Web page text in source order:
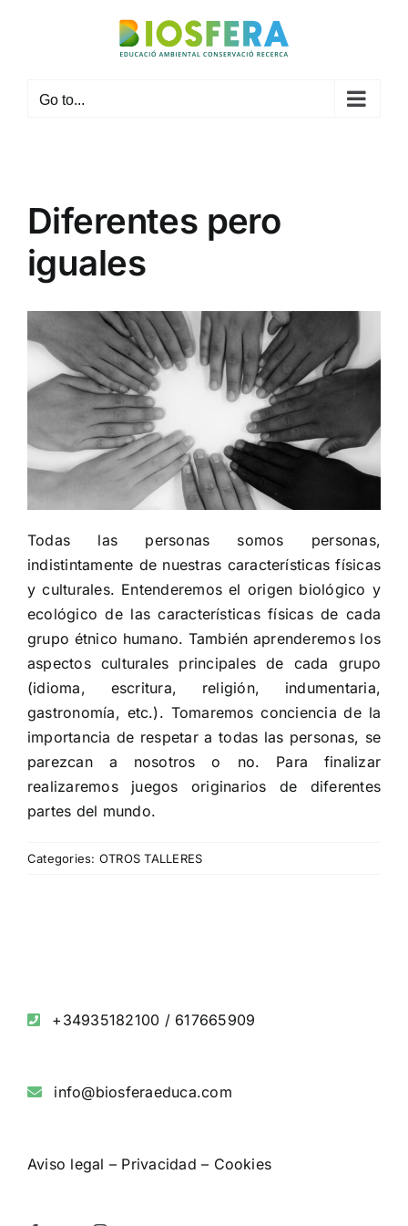
Go to...
Diferentes pero
iguales
Todas las personas somos personas,
indistintamente de nuestras características físicas
y culturales. Entenderemos el origen biológico y
ecológico de las características físicas de cada
grupo étnico humano. También aprenderemos los
aspectos culturales principales de cada grupo
(idioma, escritura, religión, indumentaria,
gastronomía, etc.). Tomaremos conciencia de la
importancia de respetar a todas las personas, se
parezcan a nosotros o no. Para finalizar
realizaremos juegos originarios de diferentes
partes del mundo.
Categories: OTROS TALLERES
+34935182100 / 617665909
info@biosferaeduca.com
Aviso legal – Privacidad – Cookies